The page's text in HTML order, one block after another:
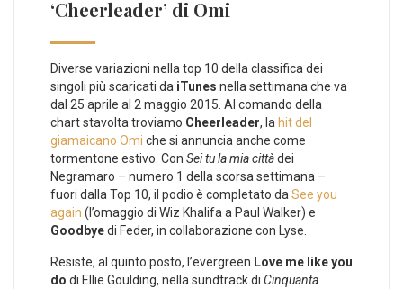
‘Cheerleader’ di Omi
Diverse variazioni nella top 10 della classifica dei
singoli più scaricati da iTunes nella settimana che va
dal 25 aprile al 2 maggio 2015. Al comando della
chart stavolta troviamo Cheerleader, la hit del
giamaicano Omi che si annuncia anche come
tormentone estivo. Con Sei tu la mia cittàdei
Negramaro – numero 1 della scorsa settimana –
fuori dalla Top 10, il podio è completato daSee you
again (l’omaggio di Wiz Khalifa a Paul Walker) e
Goodbyedi Feder, in collaborazione con Lyse.
Resiste, al quinto posto, l’evergreen Love me like you
do di Ellie Goulding, nella sundtrack di Cinquanta